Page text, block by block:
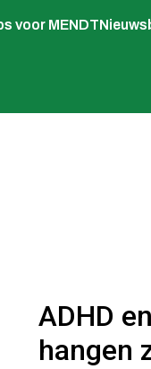
voor MENDT
ADHD
hangen